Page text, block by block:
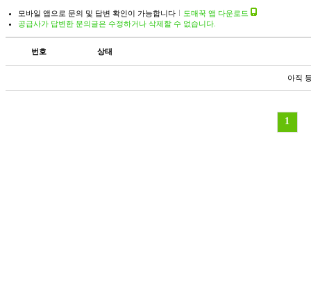
모바일 앱으로 문의 및 답변 확인이 가능합니다
도매꾹 앱 다운로드
공급사가 답변한 문의글은 수정하거나 삭제할 수 없습니다.
번호 상태
아직
1